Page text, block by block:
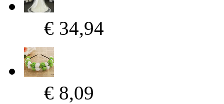
€ 34,94
€ 8,09